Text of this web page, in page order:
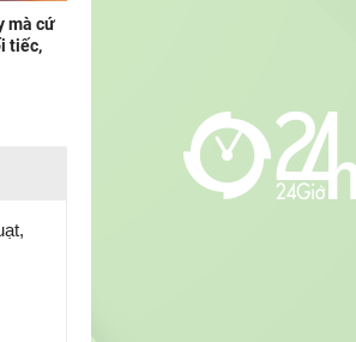
mà cứ
tiếc,